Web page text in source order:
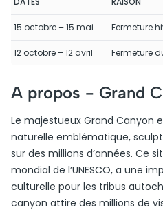
15 octobre – 15 mai Fermeture
12 octobre – 12 avril Fermeture
A propos - Grand
Le majestueux Grand Canyon
naturelle emblématique,
sur des millions d’années. Ce
mondial de l’UNESCO, a une
culturelle pour les tribus
canyon attire des millions de